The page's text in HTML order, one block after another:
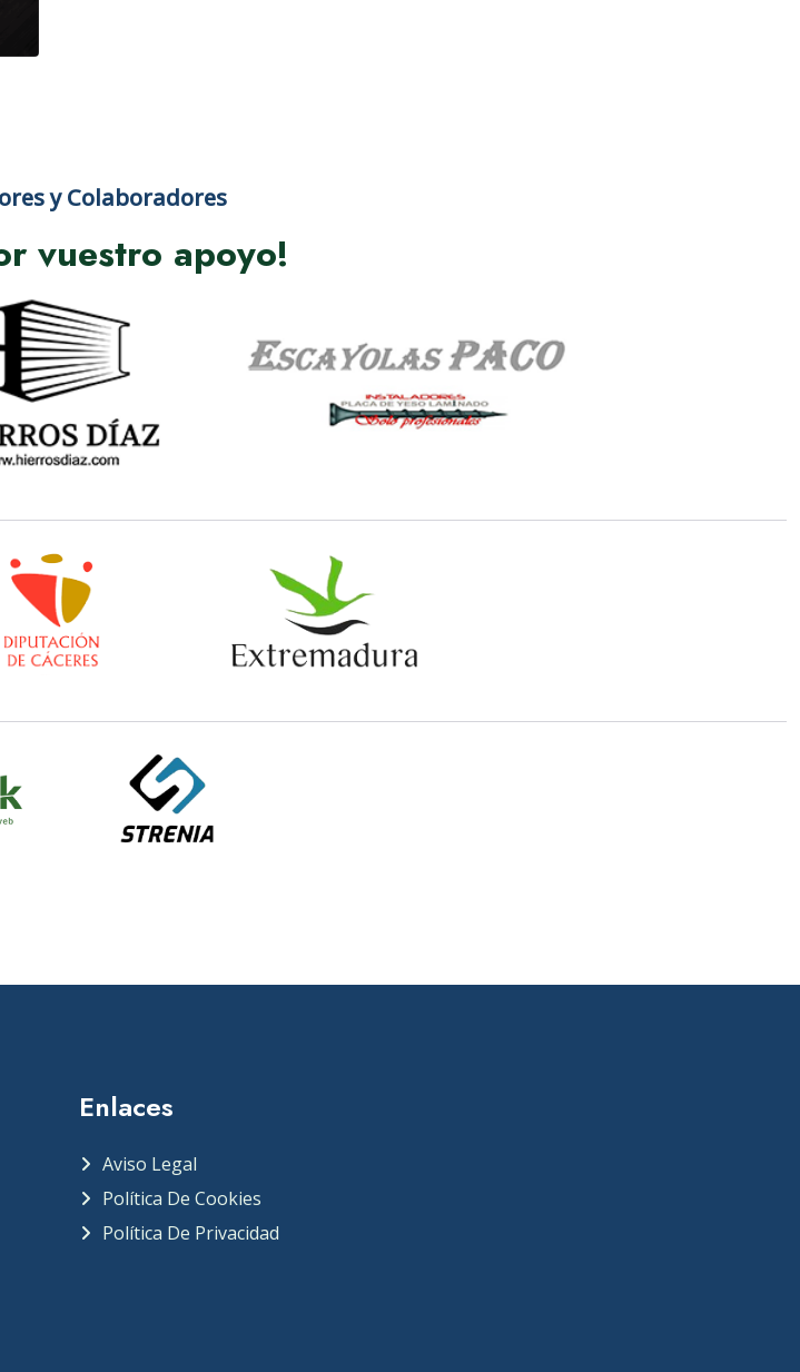
y Colaboradores
vuestro apoyo!
Enlaces
Aviso Legal
Política De Cookies
Política De Privacidad